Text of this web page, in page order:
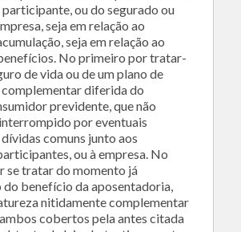
ou do segurado ou
seja em relação ao
seja em relação ao
No primeiro por tratar-
de vida ou de um plano de
diferida do
previdente, que não
por eventuais
comuns junto aos
ou à empresa. No
se tratar do momento já
benefício da aposentadoria,
nitidamente complementar
cobertos pela antes citada